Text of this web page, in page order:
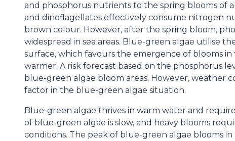
and phosphorus nutrients to the spring blooms of
and dinoflagellates effectively consume nitrogen
brown colour. However, after the spring bloom,
widespread in sea areas. Blue-green algae utilise
surface, which favours the emergence of blooms
warmer. A risk forecast based on the phosphorus
blue-green algae bloom areas. However, weather
factor in the blue-green algae situation.
Blue-green algae thrives in warm water and
of blue-green algae is slow, and heavy blooms
conditions. The peak of blue-green algae blooms